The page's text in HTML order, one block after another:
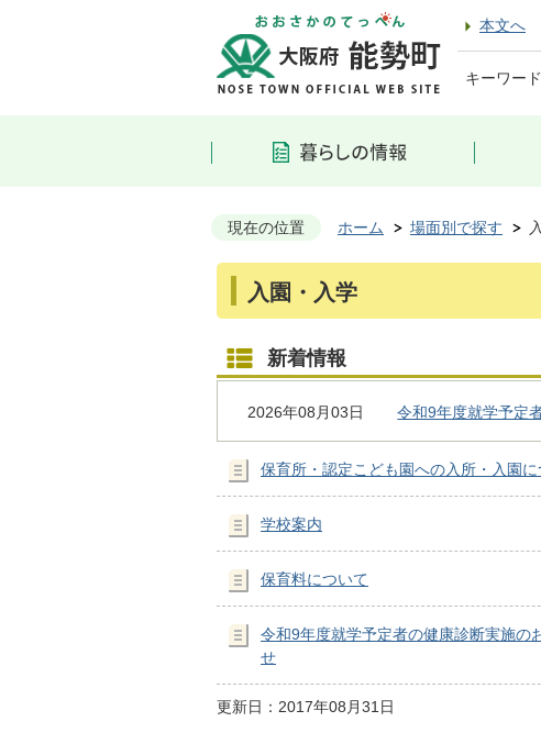
本文へ
キーワー
現在の位置 ホーム 場面別で探す
入園・入学
新着情報
2026年08月03日 令和9年度就学予定
保育所・認定こども園への入所・入園に
学校案内
保育料について
令和9年度就学予定者の健康診断実施の
せ
更新日：2017年08月31日